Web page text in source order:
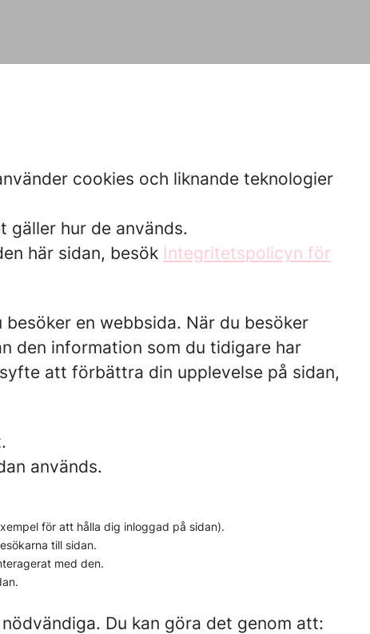
cookies och liknande teknologier
gäller hur de används.
här sidan, besök Integritetspolicyn för
en webbsida. När du besöker
den information som du tidigare har
att förbättra din upplevelse på sidan,
används.
för att hålla dig inloggad på sidan).
till sidan.
med den.
Du kan göra det genom att: